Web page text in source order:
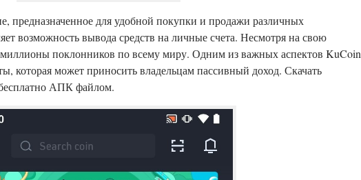
предназначенное для удобной покупки и продажи различных
возможность вывода средств на личные счета. Несмотря на свою
миллионы поклонников по всему миру. Одним из важных аспектов KuCoin
которая может приносить владельцам пассивный доход. Скачать
АПК файлом.